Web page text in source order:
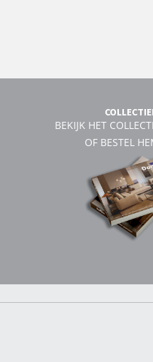
BEKIJK HET
OF BESTEL